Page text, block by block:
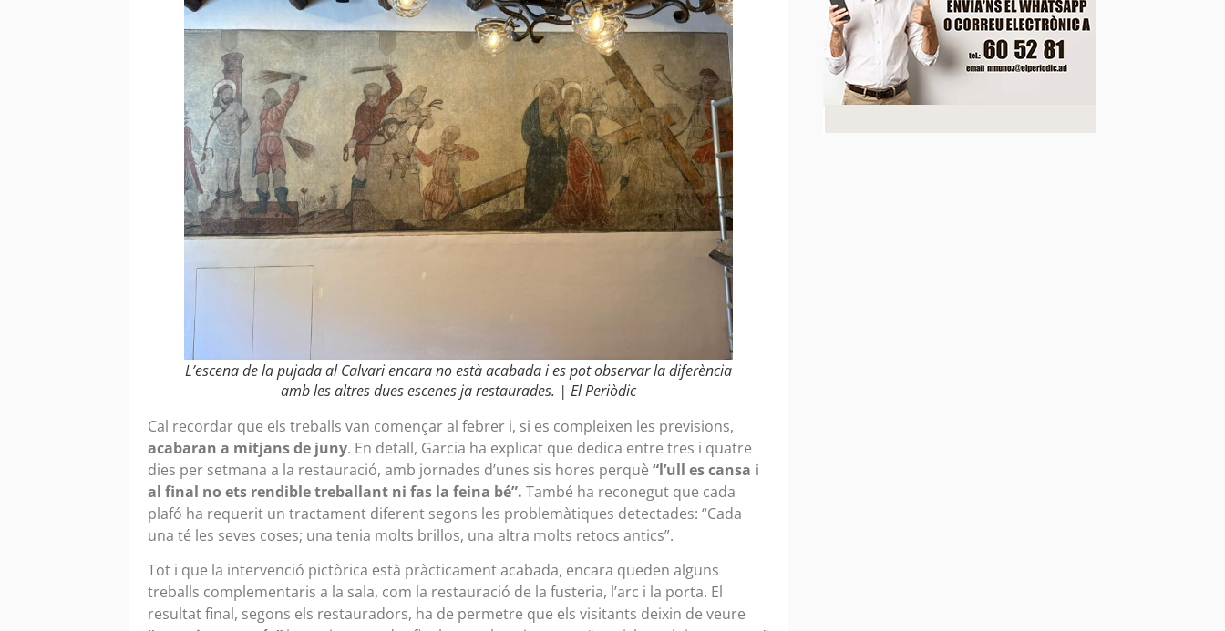
L’escena de la pujada al Calvari encara no està acabada i es pot observar la diferència
amb les altres dues escenes ja restaurades. | El Periòdic
Cal recordar que els treballs van començar al febrer i, si es compleixen les previsions,
acabaran a mitjans de juny. En detall, Garcia ha explicat que dedica entre tres i quatre
dies per setmana a la restauració, amb jornades d’unes sis hores perquè “l’ull es cansa i
al final no ets rendible treballant ni fas la feina bé”. També ha reconegut que cada
plafó ha requerit un tractament diferent segons les problemàtiques detectades: “Cada
una té les seves coses; una tenia molts brillos, una altra molts retocs antics”.
Tot i que la intervenció pictòrica està pràcticament acabada, encara queden alguns
treballs complementaris a la sala, com la restauració de la fusteria, l’arc i la porta. El
resultat final, segons els restauradors, ha de permetre que els visitants deixin de veure